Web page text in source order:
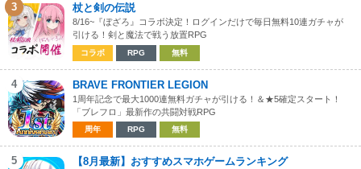
3 杖と剣の伝説
8/16~『ぼざろ』コラボ決定！ログインだけで毎日無料10連ガチャが
引ける！剣と魔法で戦う放置RPG
コラボ RPG 無料
4 BRAVE FRONTIER LEGION
1周年記念で最大1000連無料ガチャが引ける！＆★5確定スタート！
「ブレフロ」最新作の共闘対戦RPG
周年 RPG 無料
5 【8月最新】おすすめスマホゲームランキング